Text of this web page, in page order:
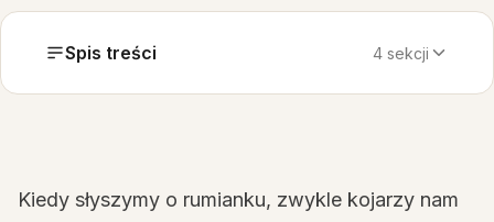
Spis treści 4 sekcji
Kiedy słyszymy o rumianku, zwykle kojarzy nam